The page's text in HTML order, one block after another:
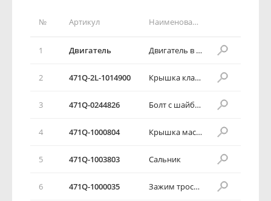
№ Артикул Наименование детали
1 Двигатель Двигатель в сборе
2 471Q-2L-1014900 Крышка клапанной камеры в сборе
3 471Q-0244826 Болт с шайбой в сборе
4 471Q-1000804 Крышка маслоналивного отверстия в сборе
5 471Q-1003803 Сальник
6 471Q-1000035 Зажим троса акселератора